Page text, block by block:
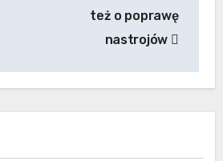
też o poprawę
nastrojów